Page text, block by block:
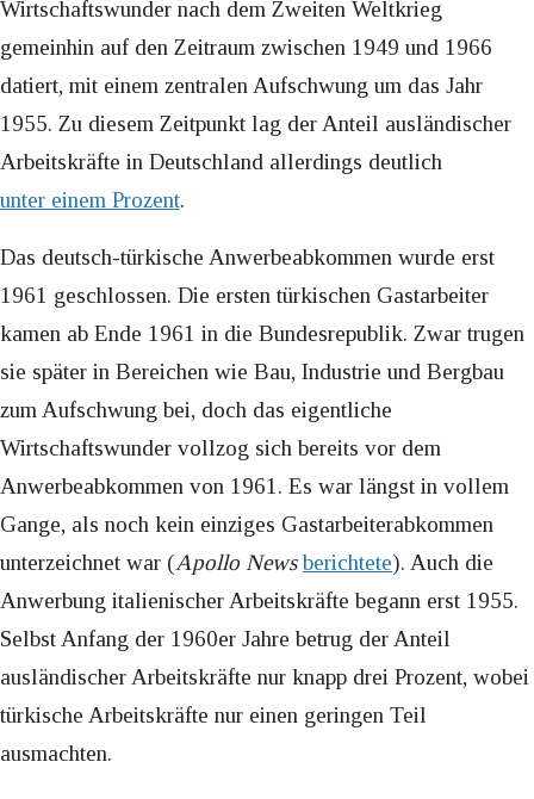
Wirtschaftswunder nach dem Zweiten Weltkrieg
gemeinhin auf den Zeitraum zwischen 1949 und 1966
datiert, mit einem zentralen Aufschwung um das Jahr
1955. Zu diesem Zeitpunkt lag der Anteil ausländischer
Arbeitskräfte in Deutschland allerdings deutlich
unter einem Prozent.
Das deutsch-türkische Anwerbeabkommen wurde erst
1961 geschlossen. Die ersten türkischen Gastarbeiter
kamen ab Ende 1961 in die Bundesrepublik. Zwar trugen
sie später in Bereichen wie Bau, Industrie und Bergbau
zum Aufschwung bei, doch das eigentliche
Wirtschaftswunder vollzog sich bereits vor dem
Anwerbeabkommen von 1961. Es war längst in vollem
Gange, als noch kein einziges Gastarbeiterabkommen
unterzeichnet war (Apollo News berichtete). Auch die
Anwerbung italienischer Arbeitskräfte begann erst 1955.
Selbst Anfang der 1960er Jahre betrug der Anteil
ausländischer Arbeitskräfte nur knapp drei Prozent, wobei
türkische Arbeitskräfte nur einen geringen Teil
ausmachten.